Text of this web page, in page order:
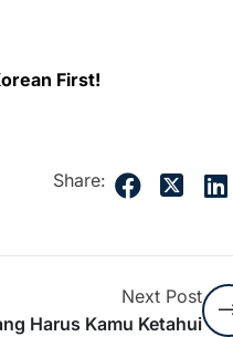
First!
Share:
Next Post
Harus Kamu Ketahui